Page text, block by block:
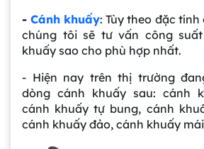
-Cánh khuấy: Tùy theo đặc
chúng tôi sẽ tư vấn công
khuấy sao cho phù hợp nhất.
- Hiện nay trên thị trường
dòng cánh khuấy sau: cánh
cánh khuấy tự bung, cánh
cánh khuấy đảo, cánh khuấy mái